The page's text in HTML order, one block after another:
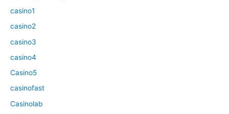
casino1
casino2
casino3
casino4
Casino5
casinofast
Casinolab